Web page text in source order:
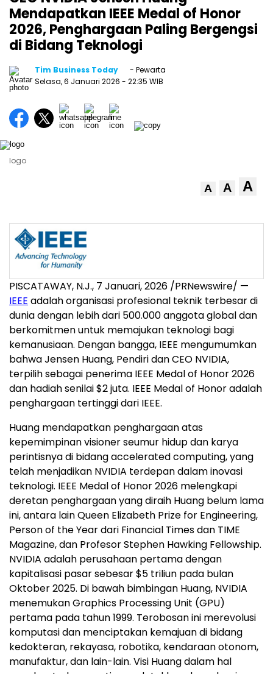
Mendapatkan IEEE Medal of Honor
2026, Penghargaan Paling Bergengsi
di Bidang Teknologi
Tim Business Today
- Pewarta
Selasa, 6 Januari 2026 - 22:35 WIB
logo
A A A
PISCATAWAY, N.J., 7 Januari, 2026 /PRNewswire/ —
IEEE adalah organisasi profesional teknik terbesar di
dunia dengan lebih dari 500.000 anggota global dan
berkomitmen untuk memajukan teknologi bagi
kemanusiaan. Dengan bangga, IEEE mengumumkan
bahwa Jensen Huang, Pendiri dan CEO NVIDIA,
terpilih sebagai penerima IEEE Medal of Honor 2026
dan hadiah senilai$2juta. IEEE Medal of Honor adalah
penghargaan tertinggi dari IEEE.
Huang mendapatkan penghargaan atas
kepemimpinan visioner seumur hidup dan karya
perintisnya di bidang accelerated computing, yang
telah menjadikan NVIDIA terdepan dalam inovasi
teknologi. IEEE Medal of Honor 2026 melengkapi
deretan penghargaan yang diraih Huang belum lama
ini, antara lain Queen Elizabeth Prize for Engineering,
Person of the Year dari Financial Times dan TIME
Magazine, dan Profesor Stephen Hawking Fellowship.
NVIDIA adalah perusahaan pertama dengan
kapitalisasi pasar sebesar$5 triliun pada bulan
Oktober 2025. Di bawah bimbingan Huang, NVIDIA
menemukan Graphics Processing Unit (GPU)
pertama pada tahun 1999. Terobosan ini merevolusi
komputasi dan menciptakan kemajuan di bidang
kedokteran, rekayasa, robotika, kendaraan otonom,
manufaktur, dan lain-lain. Visi Huangdalam hal